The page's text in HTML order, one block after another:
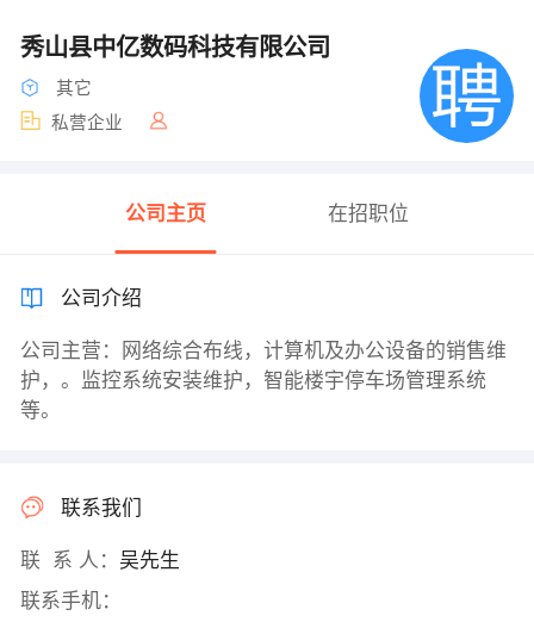
秀山县中亿数码科技有限公司
其它
私营企业
公司主页 在招职位
公司介绍
公司主营：网络综合布线，计算机及办公设备的销售维
护，。监控系统安装维护，智能楼宇停车场管理系统
等。
联系我们
联 系 人： 吴先生
联系手机：